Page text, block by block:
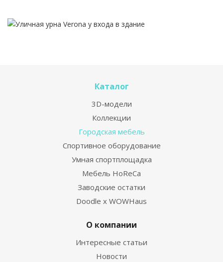
Каталог
3D-модели
Коллекции
Городская мебель
Спортивное оборудование
Умная спортплощадка
Мебель HoReCa
Заводские остатки
Doodle x WOWHaus
О компании
Интересные статьи
Новости